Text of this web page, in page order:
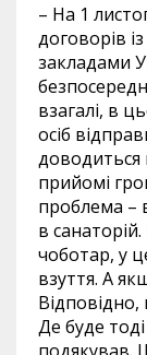
– На 1
договорів
закладами
взагалі, в
осіб
доводиться
прийомі
проблема –
в
чоботар, у
взуття. А
Де буде тоді
подякував.